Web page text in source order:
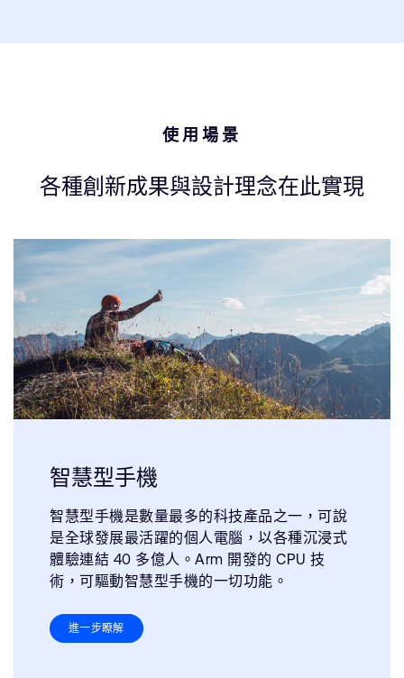
使用場景
各種創新成果與設計理念在此實現
智慧型手機
智慧型手機是數量最多的科技產品之一，可說
是全球發展最活躍的個人電腦，以各種沉浸式
體驗連結 40 多億人。Arm 開發的 CPU 技
術，可驅動智慧型手機的一切功能。
進一步瞭解